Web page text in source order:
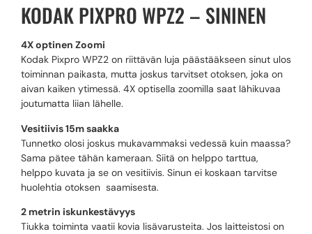
KODAK PIXPRO WPZ2 – SININEN
4X optinen Zoomi
Kodak Pixpro WPZ2 on riittävän luja päästääkseen sinut ulos
toiminnan paikasta, mutta joskus tarvitset otoksen, joka on
aivan kaiken ytimessä. 4X optisella zoomilla saat lähikuvaa
joutumatta liian lähelle.
Vesitiivis 15m saakka
Tunnetko olosi joskus mukavammaksi vedessä kuin maassa?
Sama pätee tähän kameraan. Siitä on helppo tarttua,
helppo kuvata ja se on vesitiivis. Sinun ei koskaan tarvitse
huolehtia otoksen saamisesta.
2 metrin iskunkestävyys
Tiukka toiminta vaatii kovia lisävarusteita. Jos laitteistosi on